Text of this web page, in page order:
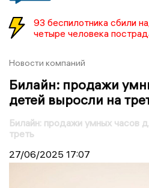
93 беспилотника сбили
четыре человека
Новости компаний
Билайн: продажи
детей выросли на
Билайн: продажи умных часов
треть
27/06/2025 17:07